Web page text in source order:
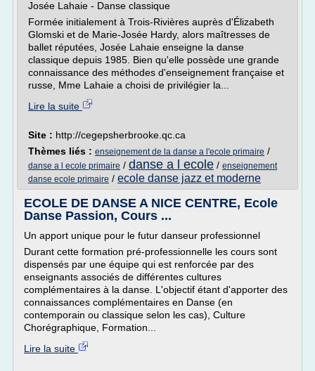
Josée Lahaie - Danse classique
Formée initialement à Trois-Rivières auprès d'Élizabeth
Glomski et de Marie-Josée Hardy, alors maîtresses de
ballet réputées, Josée Lahaie enseigne la danse
classique depuis 1985. Bien qu'elle possède une grande
connaissance des méthodes d'enseignement française et
russe, Mme Lahaie a choisi de privilégier la...
Lire la suite
Site : http://cegepsherbrooke.qc.ca
Thèmes liés : enseignement de la danse a l'ecole primaire /
danse a l ecole primaire / danse a l ecole / enseignement
danse ecole primaire / ecole danse jazz et moderne
ECOLE DE DANSE A NICE CENTRE, Ecole
Danse Passion, Cours ...
Un apport unique pour le futur danseur professionnel
Durant cette formation pré-professionnelle les cours sont
dispensés par une équipe qui est renforcée par des
enseignants associés de différentes cultures
complémentaires à la danse. L'objectif étant d'apporter des
connaissances complémentaires en Danse (en
contemporain ou classique selon les cas), Culture
Chorégraphique, Formation...
Lire la suite